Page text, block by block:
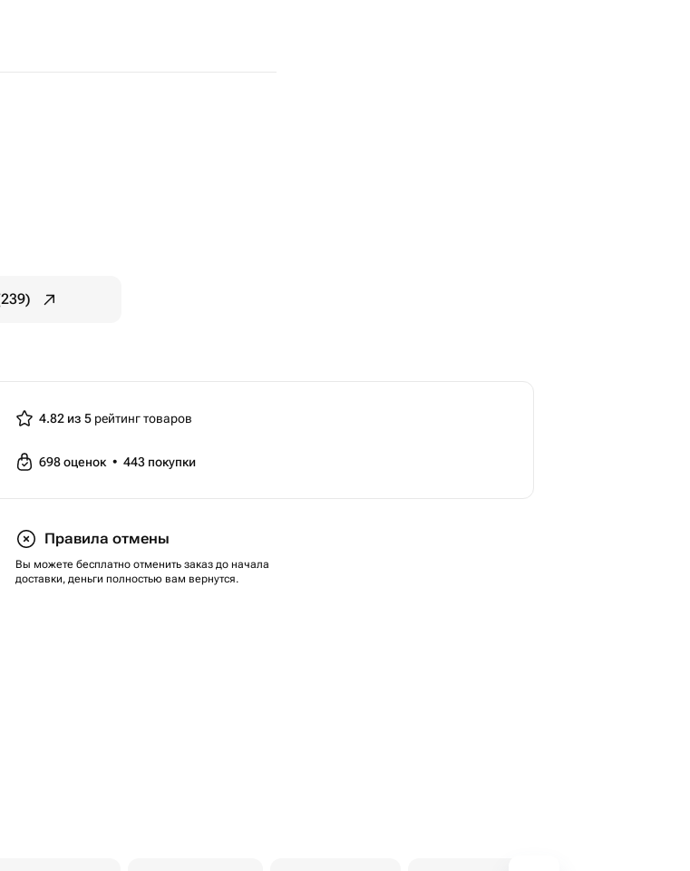
4.82 из 5 рейтинг товаров
698оценок • 443 покупки
Правила отмены
Вы можете бесплатно отменить заказ до начала
доставки, деньги полностью вам вернутся.